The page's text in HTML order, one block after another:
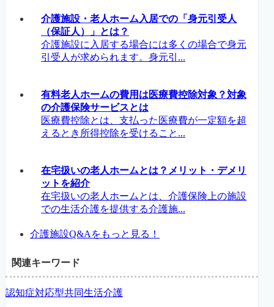
介護施設・老人ホーム入居での「身元引受人
（保証人）」とは？
介護施設に入居する場合には多くの場合で身元
引受人が求められます。身元引...
有料老人ホームの費用は医療費控除対象？対象
の介護保険サービスとは
医療費控除とは、支払った医療費が一定額を超
えるとき所得控除を受けること...
在宅扱いの老人ホームとは？メリット・デメリ
ットを紹介
在宅扱いの老人ホームとは、介護保険上の施設
での生活介護を提供する介護施...
介護施設Q&Aをもっと見る！
関連キーワード
認知症対応型共同生活介護